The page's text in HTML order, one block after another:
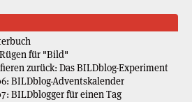
für "Bild"
zurück: Das BILDblog-Experiment
BILDblog-Adventskalender
BILDblogger für einen Tag